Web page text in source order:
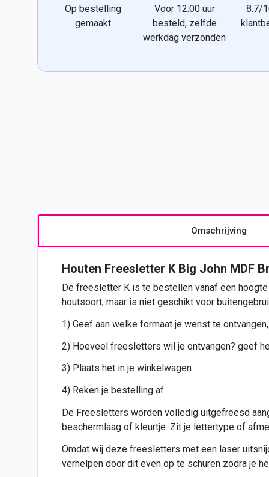
Op bestelling
gemaakt
Voor 12:00 uur
besteld, zelfde
werkdag verzonden
8.7/
Omschrijving
Houten Freesletter K Big John MDF
De freesletter K is te bestellen vanaf een
houtsoort, maar is niet geschikt voor
1) Geef aan welke formaat je wenst te
2) Hoeveel freesletters wil je ontvangen? geef
3) Plaats het in je winkelwagen
4) Reken je bestelling af
De Freesletters worden volledig uitgefreesd
beschermlaag of kleurtje. Zit je lettertype of
Omdat wij deze freesletters met een laser
verhelpen door dit even op te schuren zodra je